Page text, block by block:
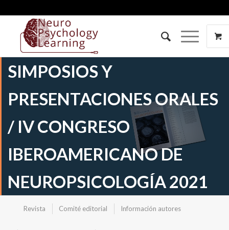
SIMPOSIOS Y
PRESENTACIONES ORALES
/ IV CONGRESO
IBEROAMERICANO DE
NEUROPSICOLOGÍA 2021
Revista Comité editorial Información autores